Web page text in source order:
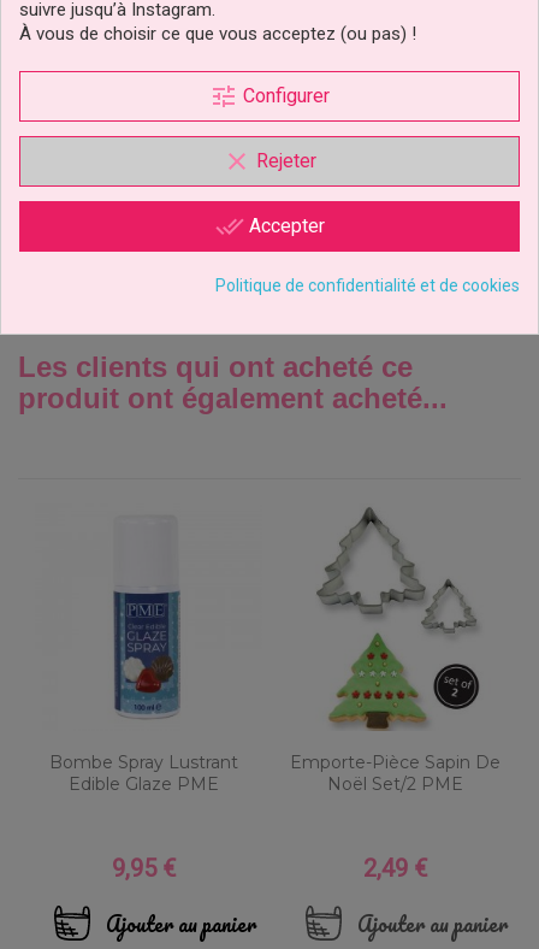
Biscuits Et Gâteaux Logo
Ajouter au panier
1 avis
Les clients qui ont acheté ce
produit ont également acheté...
Bombe Spray Lustrant
Edible Glaze PME
Prix
9,95 €
Ajouter au panier
Emporte-Pièce Sapin De
Noël Set/2 PME
Prix
2,49 €
Ajouter au panier
suivre jusqu’à Instagram.
À vous de choisir ce que vous acceptez (ou pas) !
tune Configurer
clear Rejeter
done_all Accepter
Politique de confidentialité et de cookies